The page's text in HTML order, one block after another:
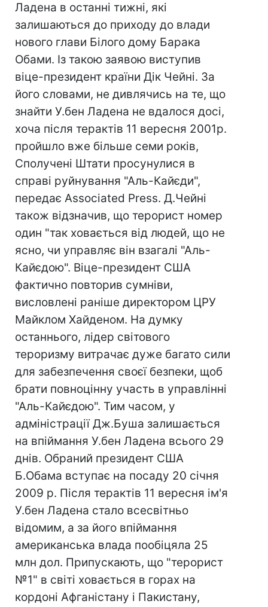
Ладена в останні тижні, які
залишаються до приходу до влади
нового глави Білого дому Барака
Обами. Із такою заявою виступив
віце-президент країни Дік Чейні. За
його словами, не дивлячись на те, що
знайти У.бен Ладена не вдалося досі,
хоча після терактів 11 вересня 2001р.
пройшло вже більше семи років,
Сполучені Штати просунулися в
справі руйнування "Аль-Кайєди",
передає Associated Press. Д.Чейні
також відзначив, що терорист номер
один "так ховається від людей, що не
ясно, чи управляє він взагалі "Аль-
Кайєдою". Віце-президент США
фактично повторив сумніви,
висловлені раніше директором ЦРУ
Майклом Хайденом. На думку
останнього, лідер світового
тероризму витрачає дуже багато сили
для забезпечення своєї безпеки, щоб
брати повноцінну участь в управлінні
"Аль-Кайєдою". Тим часом, у
адміністрації Дж.Буша залишається
на впіймання У.бен Ладена всього 29
днів. Обраний президент США
Б.Обама вступає на посаду 20 січня
2009 р. Після терактів 11 вересня ім'я
У.бен Ладена стало всесвітньо
відомим, а за його впіймання
американська влада пообіцяла 25
млн дол. Припускають, що "терорист
№1" в світі ховається в горах на
кордоні Афганістану і Пакистану,